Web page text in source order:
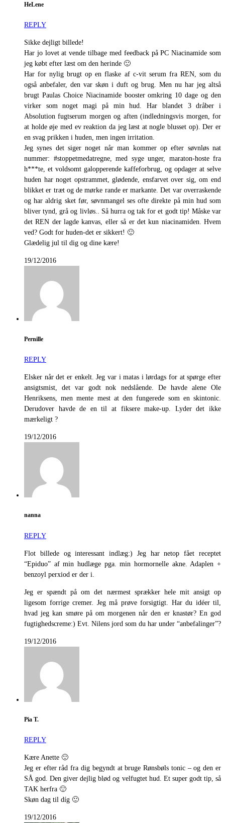
HeLene
REPLY
Sikke dejligt billede!
Har jo lovet at vende tilbage med feedback på PC Niacinamide som
jeg købt efter læst om den herinde 🙂
Har for nylig brugt op en flaske af c-vit serum fra REN, som du
også anbefaler, den var skøn i duft og brug. Men nu har jeg altså
brugt Paulas Choice Niacinamide booster omkring 10 dage og den
virker som noget magi på min hud. Har blandet 3 dråber i
Absolution fugtserum morgen og aften (indledningsvis morgen, for
at holde øje med ev reaktion da jeg læst at nogle blusset op). Der er
en svag prikken i huden, men ingen irritation.
Jeg synes det siger noget når man kommer op efter søvnløs nat
nummer: #stoppetmedatregne, med syge unger, maraton-hoste fra
h***te, et voldsomt galopperende kaffeforbrug, og opdager at selve
huden har noget opstrammet, glødende, ensfarvet over sig, om end
blikket er træt og de mørke rande er markante. Det var overraskende
og har aldrig sket før, søvnmangel ses ofte direkte på min hud som
bliver tynd, grå og livløs.. Så hurra og tak for et godt tip! Måske var
det REN der lagde kanvas, eller så er det kun niacinamiden. Hvem
ved? Godt for huden-det er sikkert! 🙂
Glædelig jul til dig og dine kære!
19/12/2016
Pernille
REPLY
Elsker når det er enkelt. Jeg var i matas i lørdags for at spørge efter
ansigtsmist, det var godt nok nedslående. De havde alene Ole
Henriksens, men mente mest at den fungerede som en skintonic.
Derudover havde de en til at fiksere make-up. Lyder det ikke
mærkeligt ?
19/12/2016
nanna
REPLY
Flot billede og interessant indlæg:) Jeg har netop fået receptet
“Epiduo” af min hudlæge pga. min hormornelle akne. Adaplen +
benzoyl perxiod er der i.
Jeg er spændt på om det nærmest sprækker hele mit ansigt op
ligesom forrige cremer. Jeg må prøve forsigtigt. Har du idéer til,
hvad jeg kan smøre på om morgenen når den er knastør? En god
fugtighedscreme:) Evt. Nilens jord som du har under “anbefalinger”?
19/12/2016
Pia T.
REPLY
Kære Anette 🙂
Jeg er efter råd fra dig begyndt at bruge Rønsbøls tonic – og den er
SÅ god. Den giver dejlig blød og velfugtet hud. Et super godt tip, så
TAK herfra 🙂
Skøn dag til díg 🙂
19/12/2016